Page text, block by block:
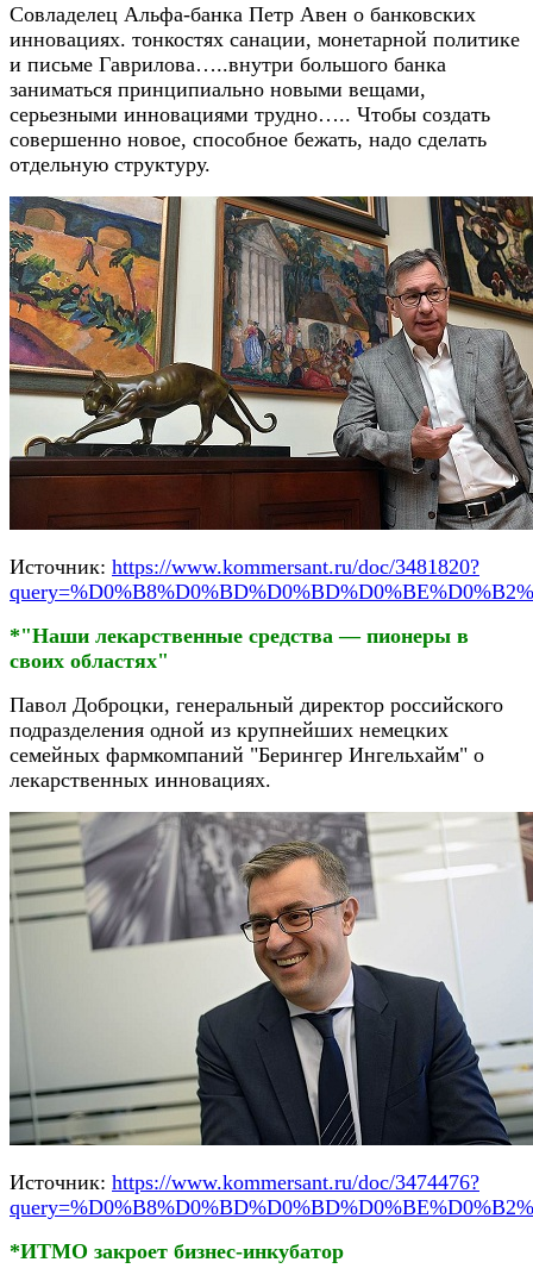
Совладелец Альфа-банка Петр Авен о банковских
инновациях. тонкостях санации, монетарной политике
и письме Гаврилова…..внутри большого банка
заниматься принципиально новыми вещами,
серьезными инновациями трудно….. Чтобы создать
совершенно новое, способное бежать, надо сделать
отдельную структуру.
Источник: https://www.kommersant.ru/doc/3481820?
*"Наши лекарственные средства — пионеры в
своих областях"
Павол Доброцки, генеральный директор российского
подразделения одной из крупнейших немецких
семейных фармкомпаний "Берингер Ингельхайм" о
лекарственных инновациях.
Источник: https://www.kommersant.ru/doc/3474476?
*ИТМО закроет бизнес-инкубатор